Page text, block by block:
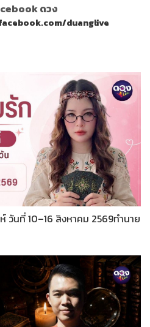
ดวง
duanglive
วันที่ 10–16 สิงหาคม 2569ทำนาย